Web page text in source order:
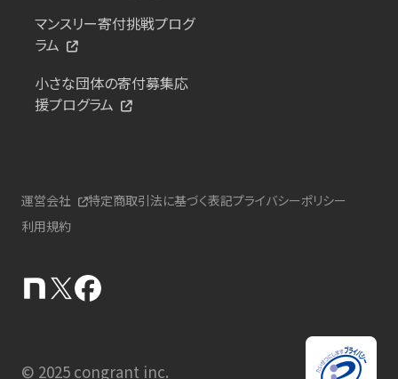
マンスリー寄付挑戦プログ
ラム
小さな団体の寄付募集応
援プログラム
運営会社 特定商取引法に基づく表記プライバシーポリシー
利用規約
© 2025 congrant inc.